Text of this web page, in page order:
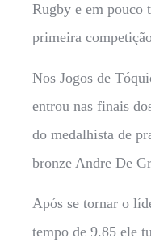
Rugby e em pouco
primeira
Nos Jogos de
entrou nas finais
do medalhista de
bronze Andre De
Após se tornar o
tempo de 9.85 ele